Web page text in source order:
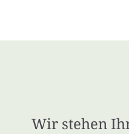
Wir stehen